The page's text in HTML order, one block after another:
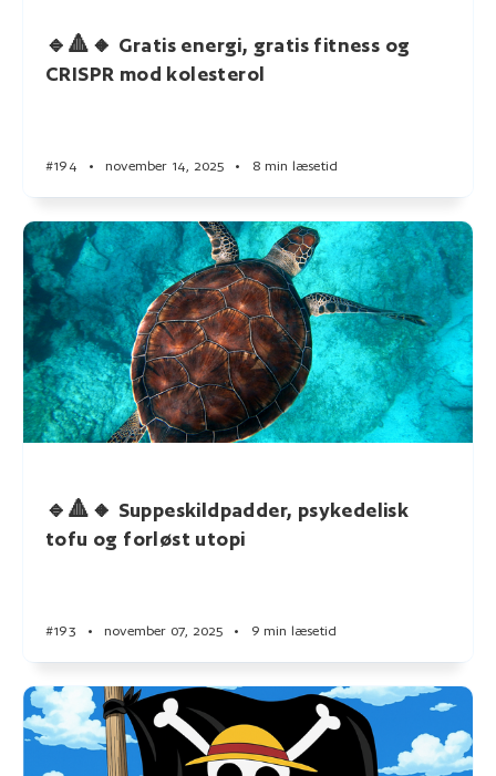
🔹🔺🔸 Gratis energi, gratis fitness og
CRISPR mod kolesterol
#194 • november 14, 2025 • 8 min læsetid
🔹🔺🔸 Suppeskildpadder, psykedelisk
tofu og forløst utopi
#193 • november 07, 2025 • 9 min læsetid